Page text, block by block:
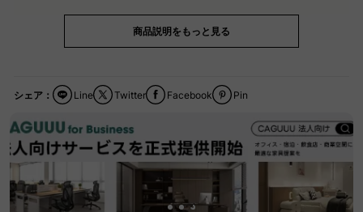
商品説明をもっと見る
シェア： Facebook
Twitter Pin
Line